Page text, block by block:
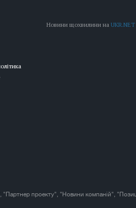
Новини щохвилини наUKR.NET
проекту", "Новини компаній",